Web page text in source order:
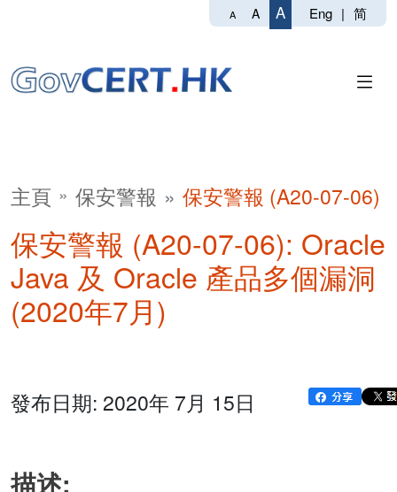
A A A Eng | 简
主頁 保安警報 保安警報 (A20-07-06)
保安警報 (A20-07-06): Oracle
Java 及 Oracle 產品多個漏洞
(2020年7月)
發布日期: 2020年 7月 15日
描述: